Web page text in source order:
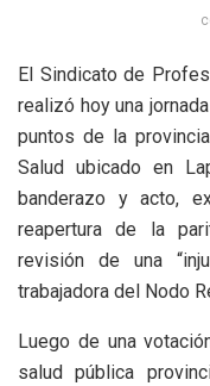
El Sindicato de
realizó hoy una
puntos de la
Salud ubicado en
banderazo y acto,
reapertura de la
revisión de una
trabajadora del Nodo
Luego de una
salud pública